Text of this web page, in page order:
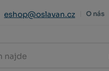
eshop@oslavan.cz O nás